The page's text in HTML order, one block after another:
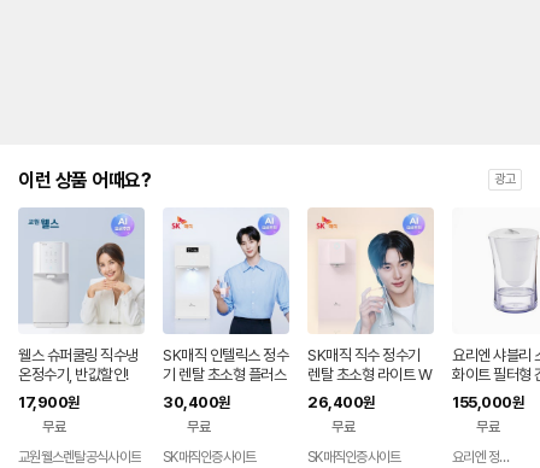
이런 상품 어때요? 광고
웰스 슈퍼쿨링 직수냉
온정수기, 반값할인!
17,900원
무료
교원웰스렌탈공식사이트
SK매직 인텔릭스 정수
기 렌탈 초소형 플러스
미네랄 직수 가정용 미
니 냉온 살균 데스크탑
추천 100도 스텐레스
직수관 WPU-JAC11
30,400원
무료
SK매직인증사이트
SK매직 직수 정수기
렌탈 초소형 라이트 W
PU-JAC125S 가정
용 미네랄 추천 살균 미
니 냉온 100도 스텐레
스 데스크탑 84개월약
26,400원
무료
SK매직인증사이트
요리엔 샤블리
화이트 필터형
수기 ( 필터 1개
155,000원
무료
요리엔 정수기 공식몰